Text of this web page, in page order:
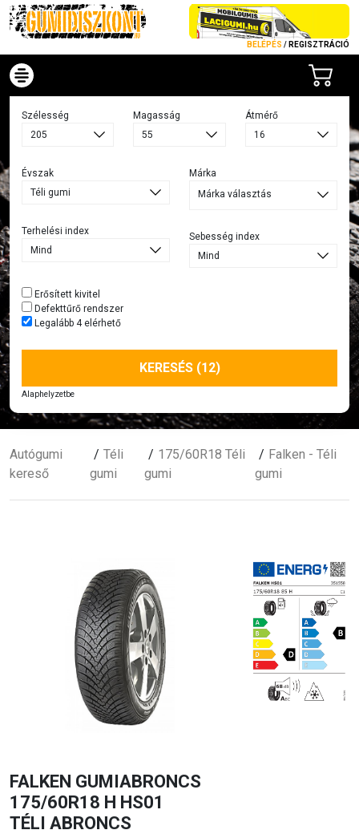
BELÉPÉS / REGISZTRÁCIÓ
Szélesség Magasság Átmérő
Évszak
Terhelési index
Márka
Márka választás
Sebesség index
Erősített kivitel
Defekttűrő rendszer
Legalább 4 elérhető
KERESÉS (12)
Alaphelyzetbe
Autógumi
kereső
Téli
gumi
175/60R18 Téli
gumi
Falken - Téli
gumi
FALKEN GUMIABRONCS
175/60R18 H HS01
TÉLI ABRONCS